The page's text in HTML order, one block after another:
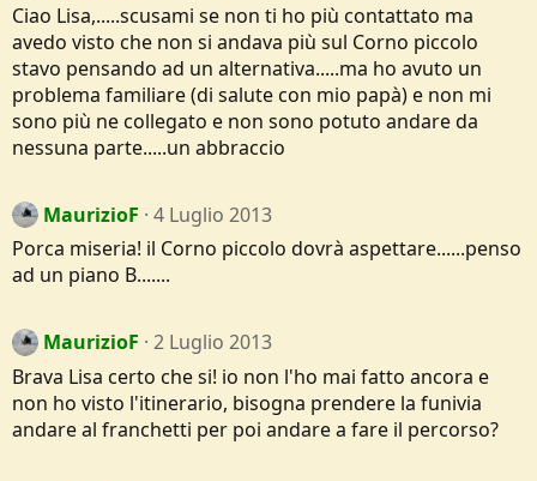
Ciao Lisa,.....scusami se non ti ho più contattato ma
avedo visto che non si andava più sul Corno piccolo
stavo pensando ad un alternativa.....ma ho avuto un
problema familiare (di salute con mio papà) e non mi
sono più ne collegato e non sono potuto andare da
nessuna parte.....un abbraccio
MaurizioF
4 Luglio 2013
Porca miseria! il Corno piccolo dovrà aspettare......penso
ad un piano B.......
MaurizioF
2 Luglio 2013
Brava Lisa certo che si! io non l'ho mai fatto ancora e
non ho visto l'itinerario, bisogna prendere la funivia
andare al franchetti per poi andare a fare il percorso?